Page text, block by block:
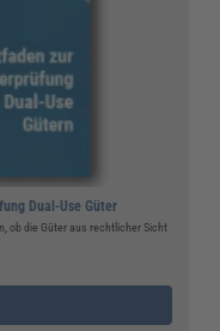
Dual-Use Güter
ob die Güter aus rechtlicher Sicht